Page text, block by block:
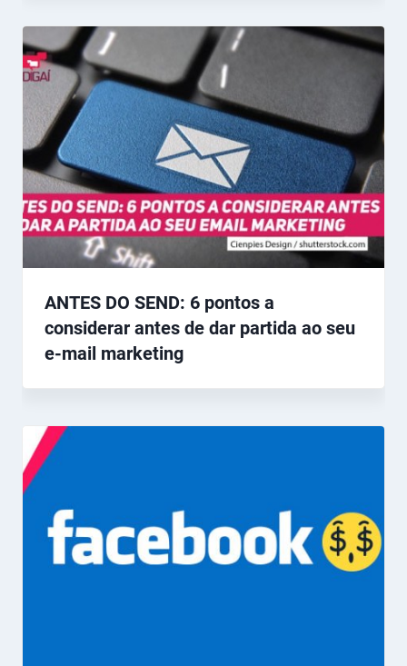
ANTES DO SEND: 6 pontos a
considerar antes de dar partida ao seu
e-mail marketing